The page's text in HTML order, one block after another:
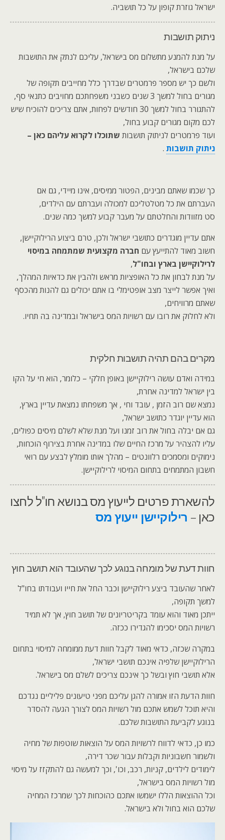
ישראל גוזרת קופון על כל תושביה.
ניתוק תושבות
על מנת להמנע מתשלום מס בישראל, עליכם לנתק את התושבות
שלכם בישראל,
ולשם כך יש מספר פרמטרים שבדרך כלל מחייבים תקופה של
מגורים בחול למשך 3 שנים כשבני משפחתכם מחויבים כתנאי סף,
להתגורר בחול למשך 30 חודשים לפחות, אתם צריכים להוכיח שיש
לכם מקום מגורים קבוע בחול,
ועוד פרמטרים לניתוק תושבות שתוכלו לקרוא עליהם כאן –
ניתוק תושבות .
כך שכמו שאתם מבינים, הפטור ממיסים, אינו מיידי, גם אם
העברתם את כל מטלטליכם למכולה ועברתם עם הילדים,
סט מזוודות והחלטתם על מעבר קבוע למשך כמה שנים.
אתם עדיין מוגדרים כתושבי ישראל ולכן, טרם ביצוע הרילוקיישן,
חשוב מאוד להתייעץ עם חברה מקצועית שמתמחה במיסוי
לרילוקיישן בארץ ובחו"ל,
על מנת לבחון את כל האופציות מראש ולהבין את כדאיות המהלך,
ואיך אפשר לייצר מצב אופטימלי בו אתם יכולים גם להנות מהכסף
שאתם מרוויחים,
ולא לחלוק את רובו עם רשויות המס בישראל ובמדינה בה תחיו.
מקרים בהם תהיה תושבות חלקית
במידה ואדם עושה רילוקיישן באופן חלקי – כלומר, הוא חי על הקו
בין ישראל למדינה אחרת,
נמצא שם רוב הזמן , עובד וחי , אך משפחתו נמצאת עדיין בארץ,
הוא עדיין יוגדר כתושב ישראל,
גם אם יבלה בחול את רוב זמנו ועל מנת שלא לשלם מיסים כפולים,
עליו להצהיר על מרכז החיים שלו במדינה אחרת בצירוף הוכחות,
נימוקים ומסמכים רלוונטים – מהלך אותו מומלץ לבצע עם רואי
חשבון המתמחים בתחום המיסוי לרילוקיישן.
להשארת פרטים לייעוץ מס בנושא חו"ל לחצו
כאן – רילוקיישן ייעוץ מס
חוות דעת של מומחה בנוגע לכך שהעובד הוא תושב חוץ
לאחר שהעובד ביצע רילוקיישן וכבר החל את חייו ועבודתו בחו"ל
למשך תקופה,
ייתכן מאוד והוא עומד בקריטריונים של תושב חוץ, אך לא תמיד
רשויות המס יסכימו להגדירו ככזה.
במקרה שכזה, כדאי מאוד לקבל חוות דעת ממומחה למיסוי בתחום
הרילוקיישן שלפיה אינכם תושבי ישראל,
אלא תושבי חוץ ובשל כך אינכם צריכים לשלם מס בישראל.
חוות הדעת הזו אמורה להגן עליכם מפני טיעונים פליליים נגדכם
והיא תוכל לשמש אתכם מול רשויות המס לצורך הגעה להסדר
בנוגע לקביעת התושבות שלכם.
כמו כן, כדאי לדווח לרשויות המס על הוצאות שוטפות של מחיה
ולשמור חשבוניות וקבלות עבור שכר דירה,
לימודים לילדים, קניות, רכב, וכו', וכך למעשה גם להתקזז על מיסוי
מול רשויות המס בישראל,
וכל ההוצאות הללו ישמשו אתכם כהוכחות לכך שמרכז המחיה
שלכם הוא בחול ולא בישראל.